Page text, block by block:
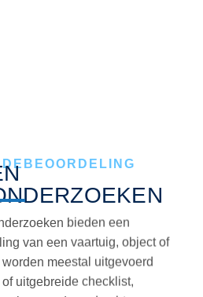
van een vaartuig, object of
meestal uitgevoerd
uitgebreide checklist,
van de opdrachtgever.